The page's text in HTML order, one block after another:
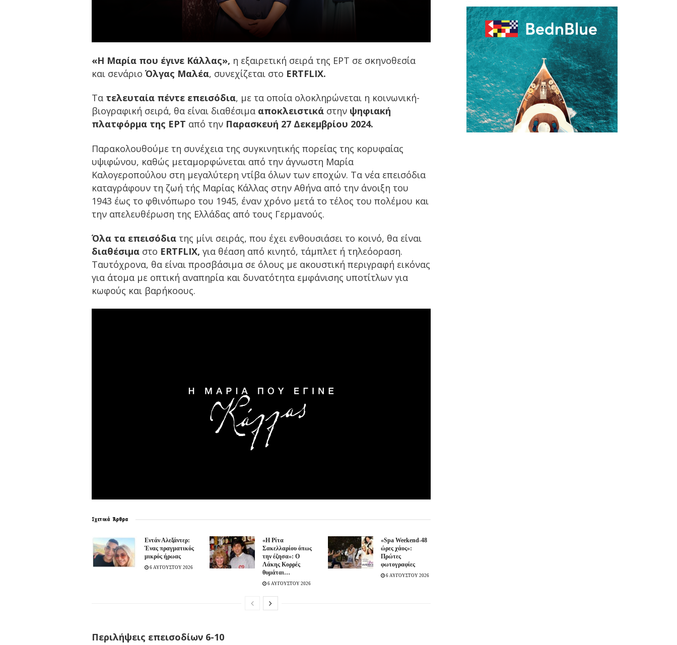
«Η Μαρία που έγινε Κάλλας», η εξαιρετική σειρά της ΕΡΤ σε σκηνοθεσία
και σενάριο Όλγας Μαλέα, συνεχίζεται στο ERTFLIX.
Τα τελευταία πέντε επεισόδια, με τα οποία ολοκληρώνεται η κοινωνική-
βιογραφική σειρά, θα είναι διαθέσιμα αποκλειστικά στην ψηφιακή
πλατφόρμα της ΕΡΤ από την Παρασκευή 27 Δεκεμβρίου 2024.
Παρακολουθούμε τη συνέχεια της συγκινητικής πορείας της κορυφαίας
υψιφώνου, καθώς μεταμορφώνεται από την άγνωστη Μαρία
Καλογεροπούλου στη μεγαλύτερη ντίβα όλων των εποχών. Τα νέα επεισόδια
καταγράφουν τη ζωή τής Μαρίας Κάλλας στην Αθήνα από την άνοιξη του
1943 έως το φθινόπωρο του 1945, έναν χρόνο μετά το τέλος του πολέμου και
την απελευθέρωση της Ελλάδας από τους Γερμανούς.
Όλα τα επεισόδια της μίνι σειράς, που έχει ενθουσιάσει το κοινό, θα είναι
διαθέσιμα στο ERTFLIX, για θέαση από κινητό, τάμπλετ ή τηλεόοραση.
Ταυτόχρονα, θα είναι προσβάσιμα σε όλους με ακουστική περιγραφή εικόνας
για άτομα με οπτική αναπηρία και δυνατότητα εμφάνισης υποτίτλων για
κωφούς και βαρήκοους.
Σχετικά Άρθρα
Εντάν Αλεξάντερ:
Ένας πραγματικός
μικρός ήρωας
6 ΑΥΓΟΥΣΤΟΥ 2026
«Η Ρίτα
Σακελλαρίου όπως
την έζησα»: Ο
Λάκης Κορρές
θυμάται…
6 ΑΥΓΟΥΣΤΟΥ 2026
«Spa Weekend-48
ώρες χάος»:
Πρώτες
φωτογραφίες
6 ΑΥΓΟΥΣΤΟΥ 2026
Περιλήψεις επεισοδίων 6-10